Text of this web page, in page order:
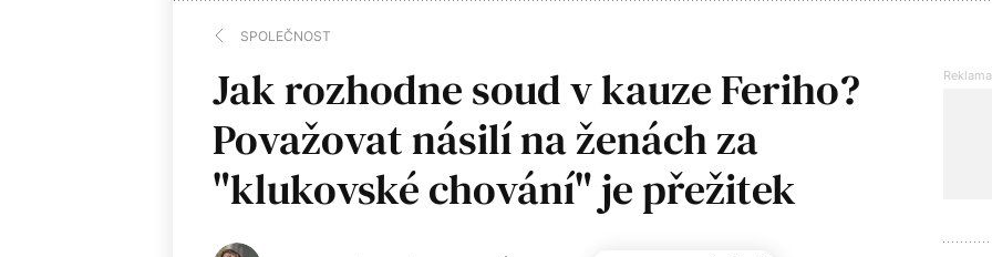
SPOLEČNOST
Jak rozhodne soud v kauze Feriho?
Považovat násilí na ženách za
"klukovské chování" je přežitek